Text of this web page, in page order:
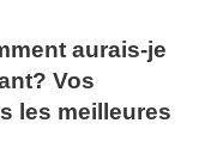
aurais-je
Vos
les meilleures